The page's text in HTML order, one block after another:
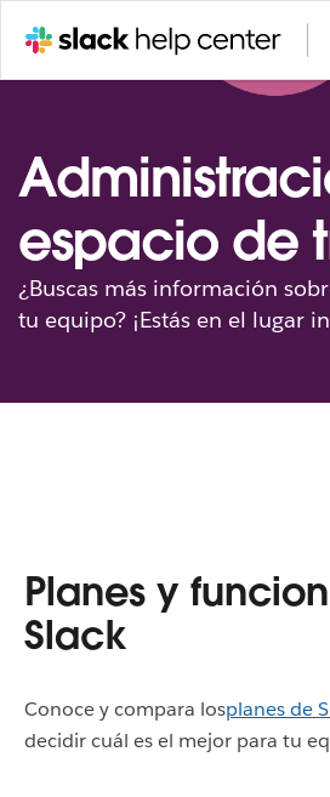
espacio de
¿Buscas más información
tu equipo? ¡Estás en el lugar
Planes y
Slack
Conoce y compara losplanes de
decidir cuál es el mejor para tu